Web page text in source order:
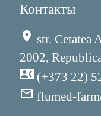
Контакты
place str. Cetatea
2002,
contact_phone(+373 22)
mail_outline flumed-